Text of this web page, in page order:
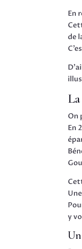
En
de
On
En
y